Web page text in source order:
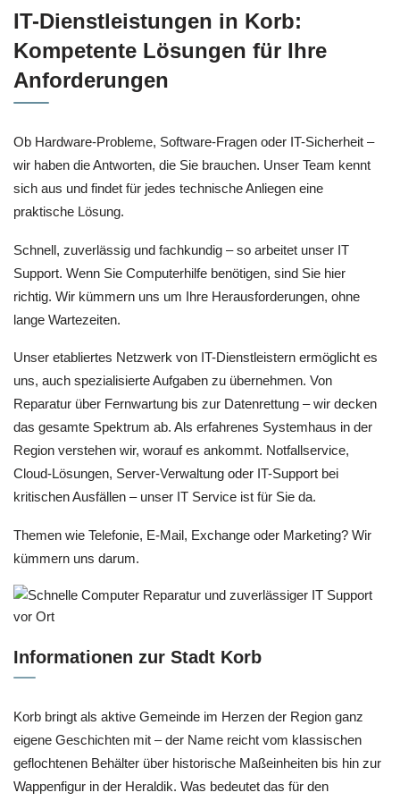
IT-Dienstleistungen in Korb:
Kompetente Lösungen für Ihre
Anforderungen
Ob Hardware-Probleme, Software-Fragen oder IT-Sicherheit –
wir haben die Antworten, die Sie brauchen. Unser Team kennt
sich aus und findet für jedes technische Anliegen eine
praktische Lösung.
Schnell, zuverlässig und fachkundig – so arbeitet unser IT
Support. Wenn Sie Computerhilfe benötigen, sind Sie hier
richtig. Wir kümmern uns um Ihre Herausforderungen, ohne
lange Wartezeiten.
Unser etabliertes Netzwerk von IT-Dienstleistern ermöglicht es
uns, auch spezialisierte Aufgaben zu übernehmen. Von
Reparatur über Fernwartung bis zur Datenrettung – wir decken
das gesamte Spektrum ab. Als erfahrenes Systemhaus in der
Region verstehen wir, worauf es ankommt. Notfallservice,
Cloud-Lösungen, Server-Verwaltung oder IT-Support bei
kritischen Ausfällen – unser IT Service ist für Sie da.
Themen wie Telefonie, E-Mail, Exchange oder Marketing? Wir
kümmern uns darum.
Informationen zur Stadt Korb
Korb bringt als aktive Gemeinde im Herzen der Region ganz
eigene Geschichten mit – der Name reicht vom klassischen
geflochtenen Behälter über historische Maßeinheiten bis hin zur
Wappenfigur in der Heraldik. Was bedeutet das für den